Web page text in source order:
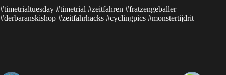
#timetrialtuesday #timetrial #zeitfahren #fratzengeballer
#derbaranskishop #zeitfahrhacks #cyclingpics #monstertijdrit